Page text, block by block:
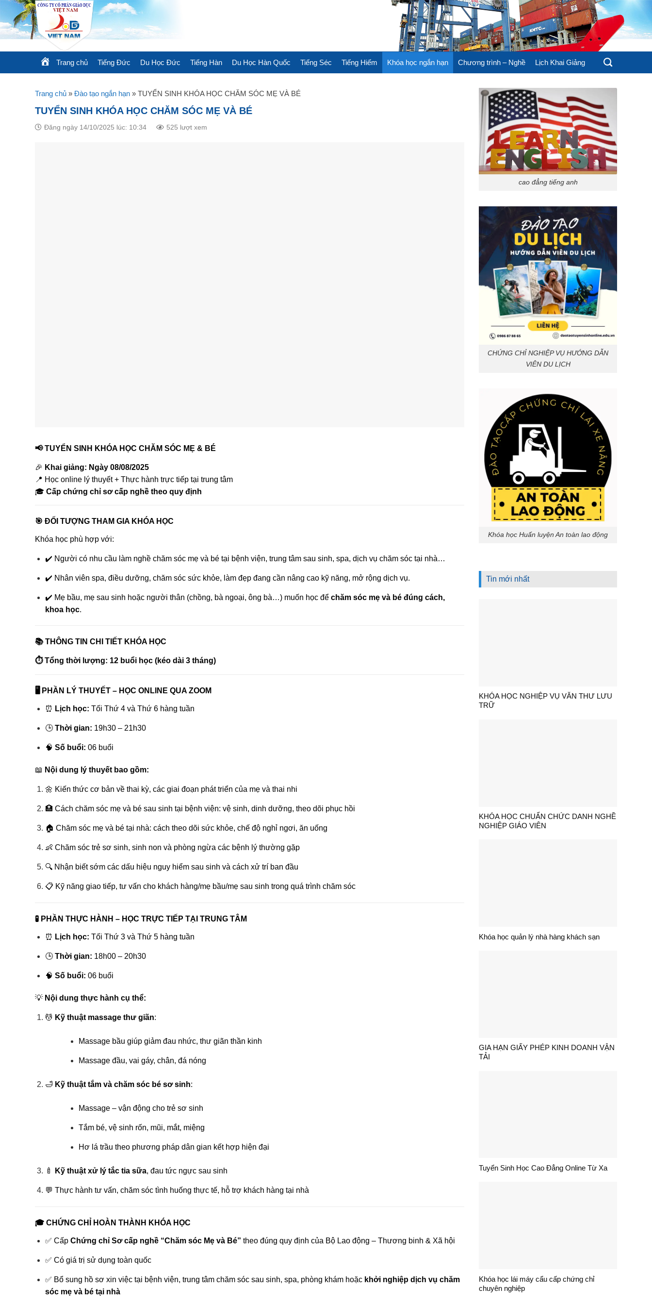
to
content
Trang chủ Tiếng Đức Du Học Đức Tiếng Hàn Du Học Hàn Quốc Tiếng Séc Tiếng Hiếm Khóa học ngắn hạn Chương trình – Nghề Lịch Khai Giảng
Trang chủ » Đào tạo ngắn hạn » TUYỂN SINH KHÓA HỌC CHĂM SÓC MẸ VÀ BÉ
TUYỂN SINH KHÓA HỌC CHĂM SÓC MẸ VÀ BÉ
Đăng ngày 14/10/2025 lúc: 10:34 525 lượt xem
📢 TUYỂN SINH KHÓA HỌC CHĂM SÓC MẸ & BÉ
🎉 Khai giảng: Ngày 08/08/2025
📍 Học online lý thuyết + Thực hành trực tiếp tại trung tâm
🎓 Cấp chứng chỉ sơ cấp nghề theo quy định
🎯 ĐỐI TƯỢNG THAM GIA KHÓA HỌC
Khóa học phù hợp với:
✔️ Người có nhu cầu làm nghề chăm sóc mẹ và bé tại bệnh viện, trung tâm sau sinh, spa, dịch vụ chăm sóc tại nhà…
✔️ Nhân viên spa, điều dưỡng, chăm sóc sức khỏe, làm đẹp đang cần nâng cao kỹ năng, mở rộng dịch vụ.
✔️ Mẹ bầu, mẹ sau sinh hoặc người thân (chồng, bà ngoại, ông bà…) muốn học để chăm sóc mẹ và bé đúng cách,
khoa học.
📚 THÔNG TIN CHI TIẾT KHÓA HỌC
⏱Tổng thời lượng: 12 buổi học (kéo dài 3 tháng)
🖥 PHẦN LÝ THUYẾT – HỌC ONLINE QUA ZOOM
⏰ Lịch học: Tối Thứ 4 và Thứ 6 hàng tuần
🕒 Thời gian: 19h30 – 21h30
🧠 Số buổi: 06 buổi
📖 Nội dung lý thuyết bao gồm:
🌼 Kiến thức cơ bản về thai kỳ, các giai đoạn phát triển của mẹ và thai nhi
🏥 Cách chăm sóc mẹ và bé sau sinh tại bệnh viện: vệ sinh, dinh dưỡng, theo dõi phục hồi
🏠 Chăm sóc mẹ và bé tại nhà: cách theo dõi sức khỏe, chế độ nghỉ ngơi, ăn uống
👶 Chăm sóc trẻ sơ sinh, sinh non và phòng ngừa các bệnh lý thường gặp
🔍 Nhận biết sớm các dấu hiệu nguy hiểm sau sinh và cách xử trí ban đầu
📋 Kỹ năng giao tiếp, tư vấn cho khách hàng/mẹ bầu/mẹ sau sinh trong quá trình chăm sóc
🧪 PHẦN THỰC HÀNH – HỌC TRỰC TIẾP TẠI TRUNG TÂM
⏰ Lịch học: Tối Thứ 3 và Thứ 5 hàng tuần
🕒 Thời gian: 18h00 – 20h30
🧠 Số buổi: 06 buổi
💡 Nội dung thực hành cụ thể:
💆 Kỹ thuật massage thư giãn:
Massage bầu giúp giảm đau nhức, thư giãn thần kinh
Massage đầu, vai gáy, chân, đá nóng
🛁 Kỹ thuật tắm và chăm sóc bé sơ sinh:
Massage – vận động cho trẻ sơ sinh
Tắm bé, vệ sinh rốn, mũi, mắt, miệng
Hơ lá trầu theo phương pháp dân gian kết hợp hiện đại
🍼 Kỹ thuật xử lý tắc tia sữa, đau tức ngực sau sinh
💬 Thực hành tư vấn, chăm sóc tình huống thực tế, hỗ trợ khách hàng tại nhà
🎓 CHỨNG CHỈ HOÀN THÀNH KHÓA HỌC
✅ Cấp Chứng chỉ Sơ cấp nghề “Chăm sóc Mẹ và Bé” theo đúng quy định của Bộ Lao động – Thương binh & Xã hội
✅ Có giá trị sử dụng toàn quốc
✅ Bổ sung hồ sơ xin việc tại bệnh viện, trung tâm chăm sóc sau sinh, spa, phòng khám hoặc khởi nghiệp dịch vụ chăm
sóc mẹ và bé tại nhà
cao đẳng tiếng anh
CHỨNG CHỈ NGHIỆP VỤ HƯỚNG DẪN
VIÊN DU LỊCH
Khóa học Huấn luyện An toàn lao động
Tin mới nhất
KHÓA HỌC NGHIỆP VỤ VĂN THƯ LƯU
TRỮ
KHÓA HỌC CHUẨN CHỨC DANH NGHỀ
NGHIỆP GIÁO VIÊN
Khóa học quản lý nhà hàng khách sạn
GIA HẠN GIẤY PHÉP KINH DOANH VẬN
TẢI
Tuyển Sinh Học Cao Đẳng Online Từ Xa
Khóa học lái máy cẩu cấp chứng chỉ
chuyên nghiệp